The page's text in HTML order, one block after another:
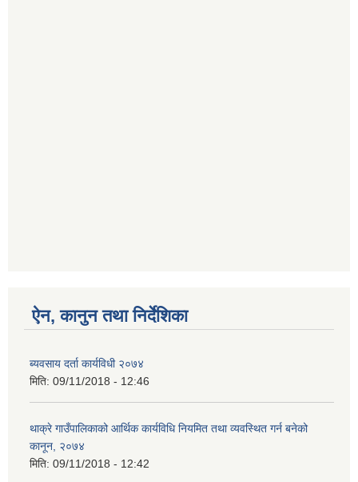
ऐन, कानुन तथा निर्देशिका
ब्यवसाय दर्ता कार्यविधी २०७४
मिति: 09/11/2018 - 12:46
थाक्रे गाउँपालिकाको आर्थिक कार्यविधि नियमित तथा व्यवस्थित गर्न बनेको
कानून, २०७४
मिति: 09/11/2018 - 12:42